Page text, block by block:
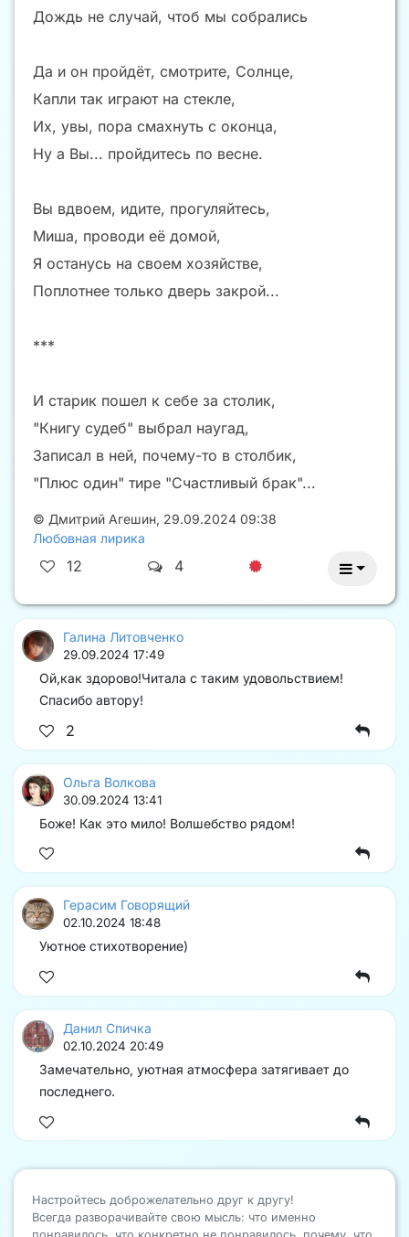
Дождь не случай, чтоб мы собрались
Да и он пройдёт, смотрите, Солнце,
Капли так играют на стекле,
Их, увы, пора смахнуть с оконца,
Ну а Вы... пройдитесь по весне.
Вы вдвоем, идите, прогуляйтесь,
Миша, проводи её домой,
Я останусь на своем хозяйстве,
Поплотнее только дверь закрой...
***
И старик пошел к себе за столик,
"Книгу судеб" выбрал наугад,
Записал в ней, почему-то в столбик,
"Плюс один" тире "Счастливый брак"...
© Дмитрий Агешин, 29.09.2024 09:38
Любовная лирика
12 4
Галина Литовченко
29.09.2024 17:49
Ой,как здорово!Читала с таким удовольствием!
Спасибо автору!
2
Ольга Волкова
30.09.2024 13:41
Боже! Как это мило! Волшебство рядом!
Герасим Говорящий
02.10.2024 18:48
Уютное стихотворение)
Данил Спичка
02.10.2024 20:49
Замечательно, уютная атмосфера затягивает до
последнего.
Настройтесь доброжелательно друг к другу!
Всегда разворачивайте свою мысль: что именно